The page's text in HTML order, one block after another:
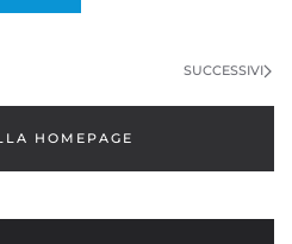
SUCCESSIVI
HOMEPAGE